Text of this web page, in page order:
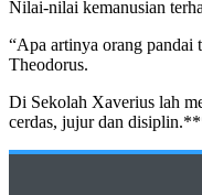
Nilai-nilai kemanusian
“Apa artinya orang pandai
Theodorus.
Di Sekolah Xaverius lah
cerdas, jujur dan